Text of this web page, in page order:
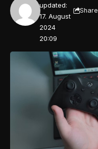
updated:
17. August
2024
20:09
Share